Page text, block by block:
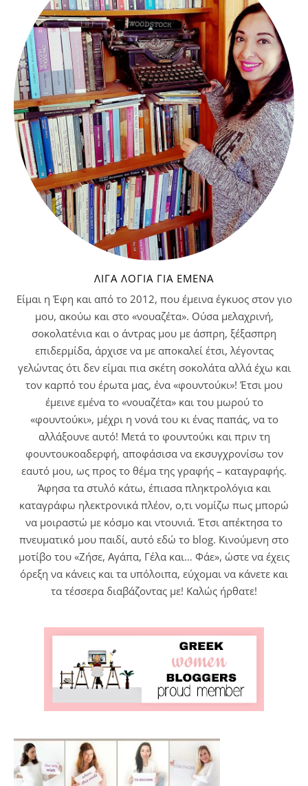
ΛΊΓΑ ΛΌΓΙΑ ΓΙΑ ΕΜΈΝΑ
Είμαι η Έφη και από το 2012, που έμεινα έγκυος στον γιο
μου, ακούω και στο «νουαζέτα». Ούσα μελαχρινή,
σοκολατένια και ο άντρας μου με άσπρη, ξέξασπρη
επιδερμίδα, άρχισε να με αποκαλεί έτσι, λέγοντας
γελώντας ότι δεν είμαι πια σκέτη σοκολάτα αλλά έχω και
τον καρπό του έρωτα μας, ένα «φουντούκι»! Έτσι μου
έμεινε εμένα το «νουαζέτα» και του μωρού το
«φουντούκι», μέχρι η νονά του κι ένας παπάς, να το
αλλάξουνε αυτό! Μετά το φουντούκι και πριν τη
φουντουκοαδερφή, αποφάσισα να εκσυγχρονίσω τον
εαυτό μου, ως προς το θέμα της γραφής – καταγραφής.
Άφησα τα στυλό κάτω, έπιασα πληκτρολόγια και
καταγράφω ηλεκτρονικά πλέον, ο,τι νομίζω πως μπορώ
να μοιραστώ με κόσμο και ντουνιά. Έτσι απέκτησα το
πνευματικό μου παιδί, αυτό εδώ το blog. Κινούμενη στο
μοτίβο του «Ζήσε, Αγάπα, Γέλα και… Φάε», ώστε να έχεις
όρεξη να κάνεις και τα υπόλοιπα, εύχομαι να κάνετε και
τα τέσσερα διαβάζοντας με! Καλώς ήρθατε!